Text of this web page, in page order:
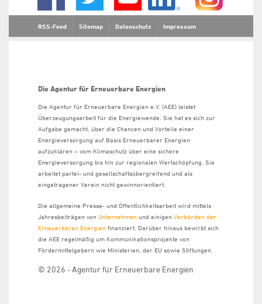
RSS-Feed Sitemap Datenschutz Impressum
Die Agentur für Erneuerbare Energien
Die Agentur für Erneuerbare Energien e.V. (AEE) leistet
Überzeugungsarbeit für die Energiewende. Sie hat es sich zur
Aufgabe gemacht, über die Chancen und Vorteile einer
Energieversorgung auf Basis Erneuerbarer Energien
aufzuklären – vom Klimaschutz über eine sichere
Energieversorgung bis hin zur regionalen Wertschöpfung. Sie
arbeitet partei- und gesellschaftsübergreifend und als
eingetragener Verein nicht gewinnorientiert.
Die allgemeine Presse- und Öffentlichkeitsarbeit wird mittels
Jahresbeiträgen von Unternehmen und einigen Verbänden der
Erneuerbaren Energien finanziert. Darüber hinaus bewirbt sich
die AEE regelmäßig um Kommunikationsprojekte von
Fördermittelgebern wie Ministerien, der EU sowie Stiftungen.
© 2026 - Agentur für Erneuerbare Energien